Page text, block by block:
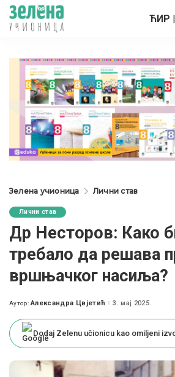
ЋИР |
Зелена учионица Лични став
Лични став
Др Несторов: Како
требало да решава
вршњачког насиља?
Posted
Аутор: Александра Цвјетић 3. мај 2025.
Dodaj Zelenu učionicu kao omiljeni